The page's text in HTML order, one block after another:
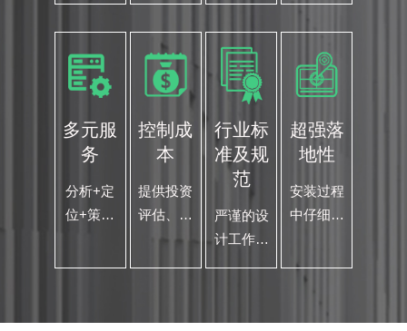
节能 环
保、实
性的为您
的项目保
驾护航
设计更有
价值
合的设计
思想 商
业与艺术
是我们的
设计之道
文化元
素，设计
多元服
务
分析+定
位+策划
控制成
本
提供投资
评估、定
位策划、
行业标
准及规
范
严谨的设
计工作流
超强落
地性
安装过程
中仔细留
查过程
中，反复